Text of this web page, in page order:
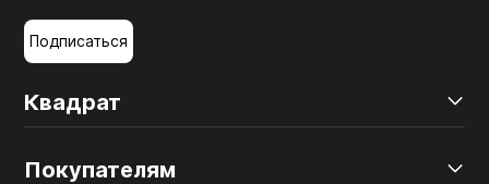
Квадрат
Покупателям
Подписаться